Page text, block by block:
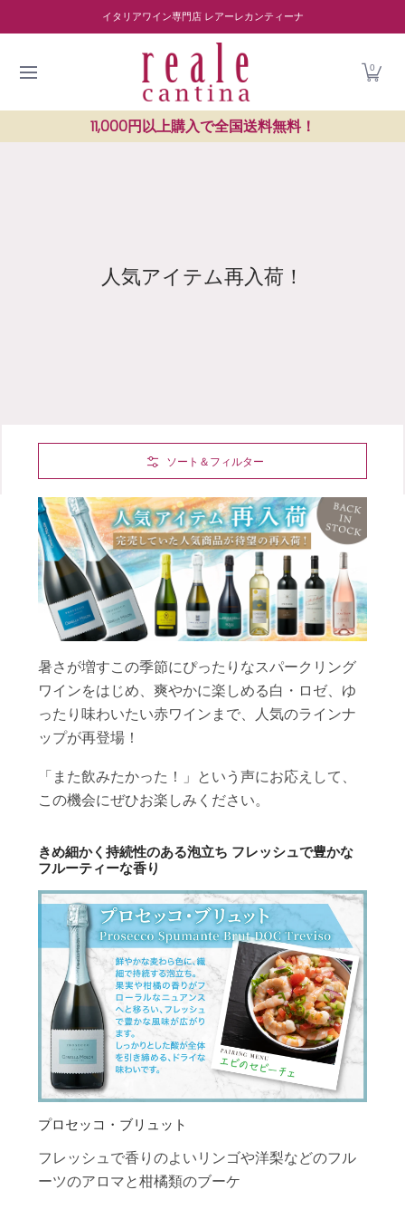
Skip to Main Content ワイナリー紹介 読み物 レストラン紹介
イタリアワイン専門店 レアーレカンティーナ
0
11,000円以上購入で全国送料無料！
人気アイテム再入荷！
ソート＆フィルター
暑さが増すこの季節にぴったりなスパークリング
ワインをはじめ、爽やかに楽しめる白・ロゼ、ゆ
ったり味わいたい赤ワインまで、人気のラインナ
ップが再登場！
「また飲みたかった！」という声にお応えして、
この機会にぜひお楽しみください。
きめ細かく持続性のある泡立ち フレッシュで豊かな
フルーティーな香り
プロセッコ・ブリュット
フレッシュで香りのよいリンゴや洋梨などのフル
ーツのアロマと柑橘類のブーケ